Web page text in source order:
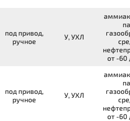
под привод,
ручное
У, УХЛ
от -60
под привод,
ручное
У, УХЛ
от -60